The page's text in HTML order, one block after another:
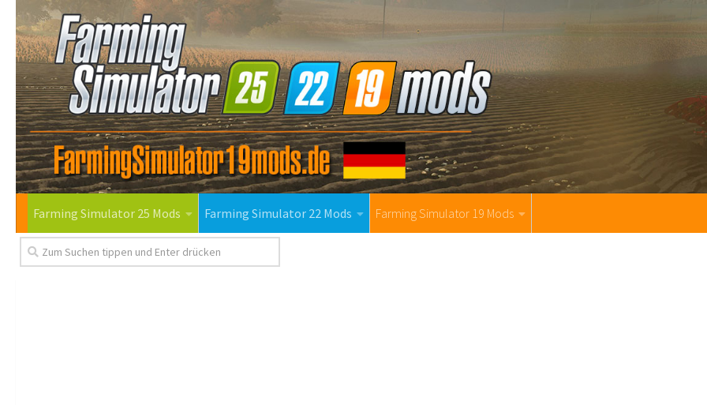
Farming Simulator 25 Mods Farming Simulator 22 Mods Farming Simulator 19 Mods